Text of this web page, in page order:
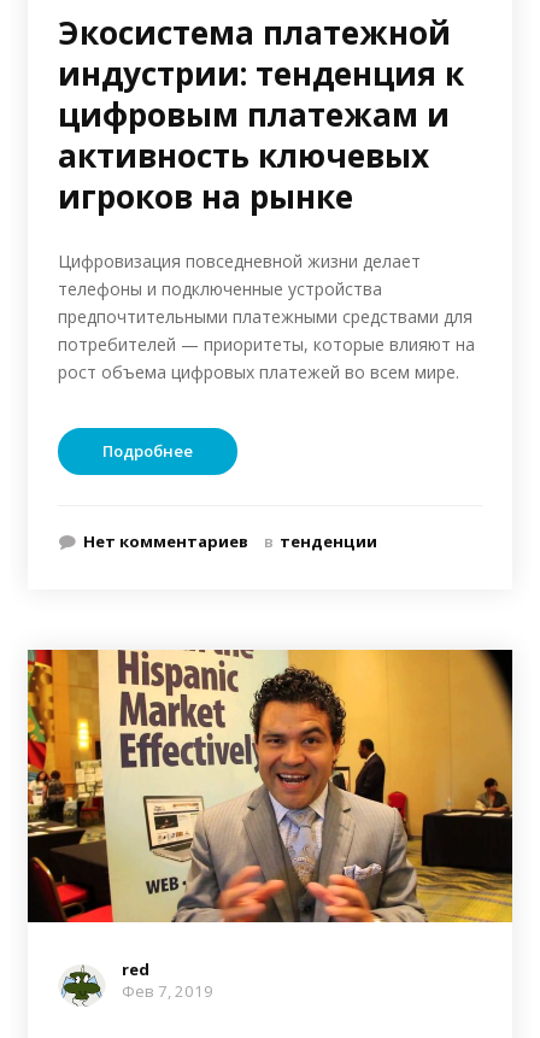
Экосистема платежной
индустрии: тенденция к
цифровым платежам и
активность ключевых
игроков на рынке
Цифровизация повседневной жизни делает
телефоны и подключенные устройства
предпочтительными платежными средствами для
потребителей — приоритеты, которые влияют на
рост объема цифровых платежей во всем мире.
Подробнее
Нет комментариев в тенденции
red
Фев 7, 2019